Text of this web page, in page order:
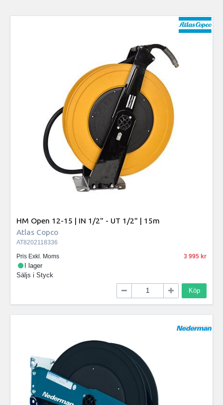
HM Open 12-15 | IN 1/2" - UT 1/2" | 15m
Atlas Copco
AT8202118336
Pris Exkl. Moms
3 995
I lager
Säljs i Styck
Köp